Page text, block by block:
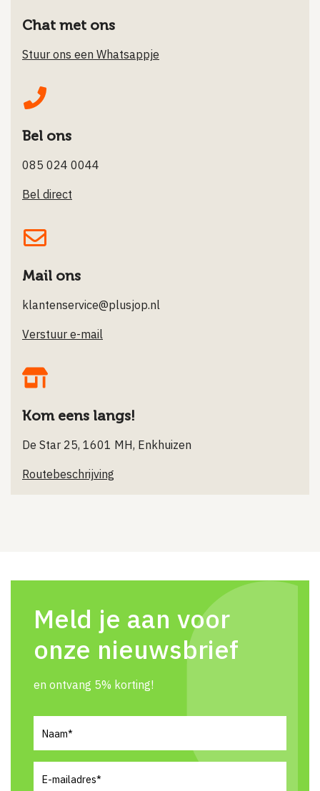
Chat met ons
Stuur ons een Whatsappje
Bel ons
085 024 0044
Bel direct
Mail ons
klantenservice@plusjop.nl
Verstuur e-mail
Kom eens langs!
De Star 25, 1601 MH, Enkhuizen
Routebeschrijving
Meld je aan voor
onze nieuwsbrief
en ontvang 5% korting!
mailadres(Vereist)